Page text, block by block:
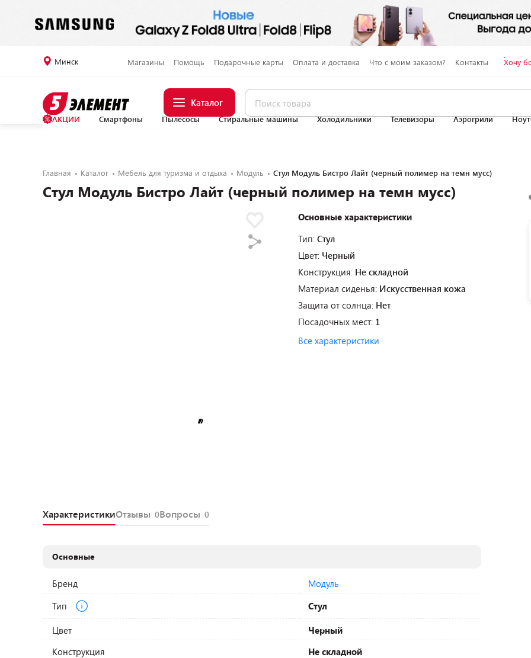
Минск Магазины Помощь Подарочные карты Оплата и доставка Что с моим заказом? Контакты Хочу
Каталог
АКЦИИ Смартфоны Пылесосы Стиральные машины Холодильники Телевизоры Аэрогрили
Главная Каталог Мебель для туризма и отдыха Модуль Стул Модуль Бистро Лайт (черный полимер на темн мусс)
Стул Модуль Бистро Лайт (черный полимер на темн мусс)
Основные характеристики
Тип: Стул
Цвет: Черный
Конструкция: Не складной
Материал сиденья: Искусственная кожа
Защита от солнца: Нет
Посадочных мест: 1
Все характеристики
ХарактеристикиОтзывы 0Вопросы 0
Основные
Бренд
Модуль
Тип
Стул
Цвет
Черный
Конструкция
Не складной